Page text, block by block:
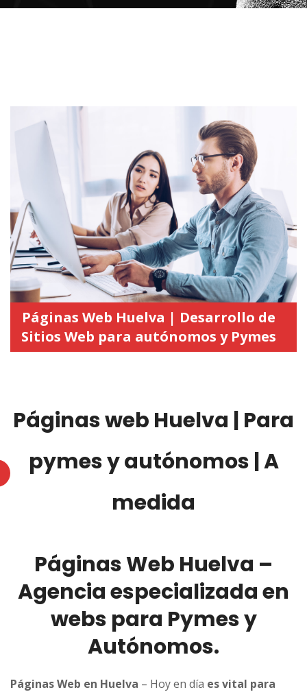
Páginas Web Huelva | Desarrollo de
Sitios Web para autónomos y Pymes
Páginas web Huelva | Para
pymes y autónomos | A
medida
Páginas Web Huelva –
Agencia especializada en
webs para Pymes y
Autónomos.
Páginas Web en Huelva – Hoy en día es vital para